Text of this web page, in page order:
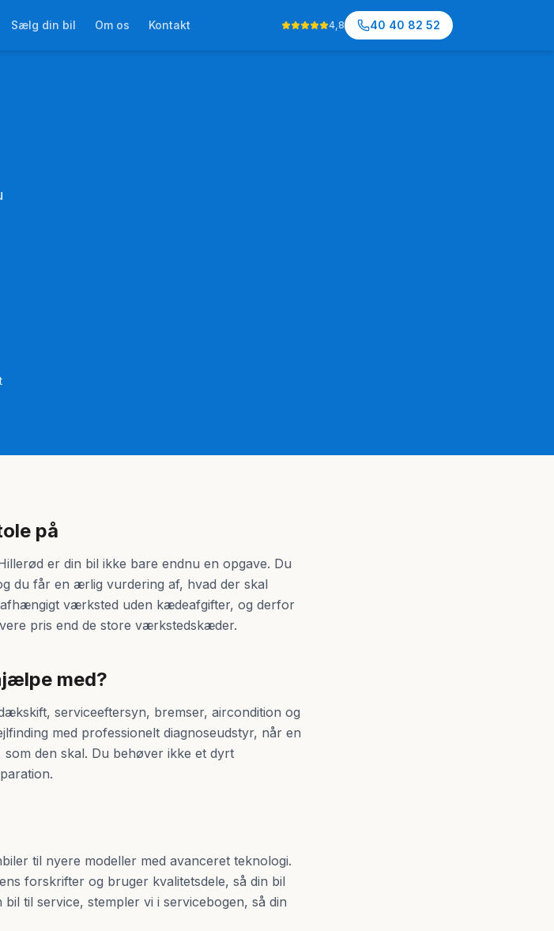
Sælg din bil Om os Kontakt 4,8 40 40 82 52
på
er din bil ikke bare endnu en opgave. Du
du får en ærlig vurdering af, hvad der skal
værksted uden kædeafgifter, og derfor
pris end de store værkstedskæder.
med?
serviceeftersyn, bremser, aircondition og
med professionelt diagnoseudstyr, når en
den skal. Du behøver ikke et dyrt
til nyere modeller med avanceret teknologi.
forskrifter og bruger kvalitetsdele, så din bil
til service, stempler vi i servicebogen, så din